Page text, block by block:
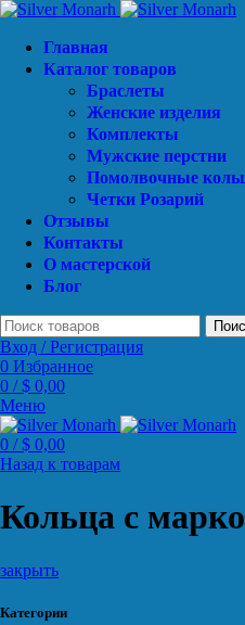
Главная
Каталог товаров
Браслеты
Женские изделия
Комплекты
Мужские перстни
Помолвочные
Четки Розарий
Отзывы
Контакты
О мастерской
Блог
Вход / Регистрация
0 Избранное
0 / $ 0,00
Меню
0 / $ 0,00
Назад к товарам
Кольца с
закрыть
Категории